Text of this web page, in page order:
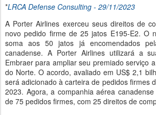
*LRCA Defense Consulting - 29/11/2023
A Porter Airlines exerceu seus direitos de
novo pedido firme de 25 jatos E195-E2. O
soma aos 50 jatos já encomendados
canadense. A Porter Airlines utilizará a
Embraer para ampliar seu premiado serviço
do Norte. O acordo, avaliado em US$ 2,1
será adicionado à carteira de pedidos firmes
2023. Agora, a companhia aérea
de 75 pedidos firmes, com 25 direitos de